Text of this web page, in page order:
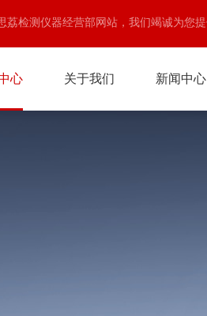
荔检测仪器经营部网站，我们竭诚为您
心 关于我们 新闻中心